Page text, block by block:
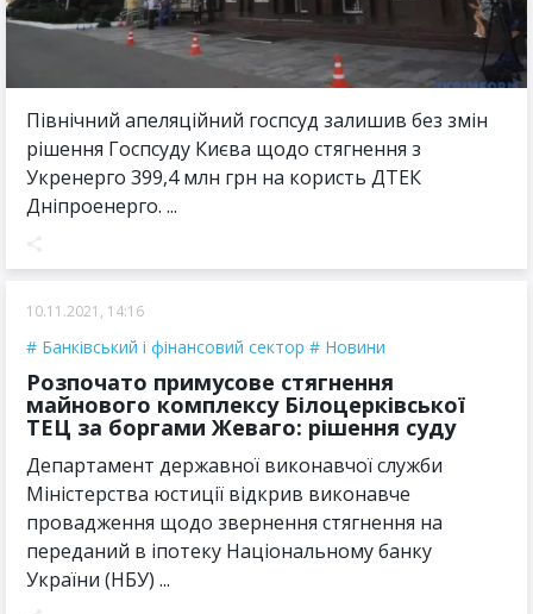
Північний апеляційний госпсуд залишив без змін
рішення Госпсуду Києва щодо стягнення з
Укренерго 399,4 млн грн на користь ДТЕК
Дніпроенерго. ...
10.11.2021, 14:16
Банківський і фінансовий сектор Новини
Розпочато примусове стягнення
майнового комплексу Білоцерківської
ТЕЦ за боргами Жеваго: рішення суду
Департамент державної виконавчої служби
Міністерства юстиції відкрив виконавче
провадження щодо звернення стягнення на
переданий в іпотеку Національному банку
України (НБУ) ...